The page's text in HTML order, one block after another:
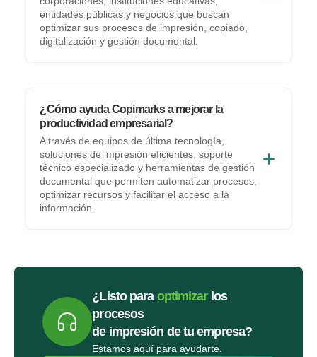
entidades públicas y negocios que buscan
optimizar sus procesos de impresión, copiado,
digitalización y gestión documental.
¿Cómo ayuda Copimarks a mejorar la
productividad empresarial?
A través de equipos de última tecnología,
soluciones de impresión eficientes, soporte
técnico especializado y herramientas de gestión
documental que permiten automatizar procesos,
optimizar recursos y facilitar el acceso a la
información.
¿Listo para optimizarlos
procesos
de impresión de tu empresa?
Estamos aquí para ayudarte.